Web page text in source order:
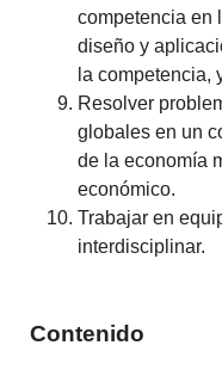
competencia en
diseño y
la competencia,
Resolver
globales en un
de la economía
económico.
Trabajar en
interdisciplinar.
Contenido